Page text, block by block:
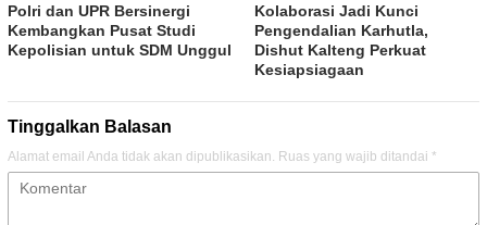
Polri dan UPR Bersinergi
Kembangkan Pusat Studi
Kepolisian untuk SDM Unggul
Kolaborasi Jadi Kunci
Pengendalian Karhutla,
Dishut Kalteng Perkuat
Kesiapsiagaan
Tinggalkan Balasan
Alamat email Anda tidak akan dipublikasikan. Ruas yang wajib ditandai *